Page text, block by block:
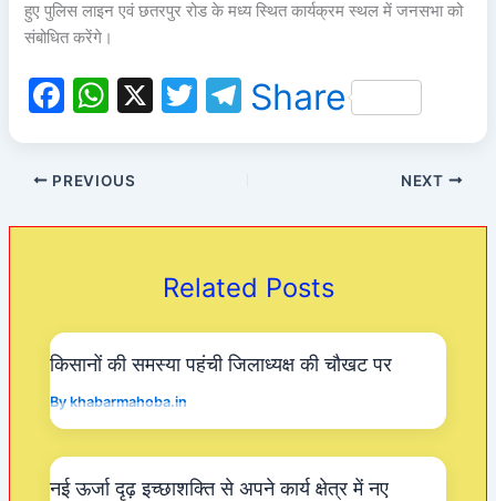
हुए पुलिस लाइन एवं छतरपुर रोड के मध्य स्थित कार्यक्रम स्थल में जनसभा को
संबोधित करेंगे।
F
c
e
b
k
W
at
s
A
X
T
T
a
m
Share
PREVIOUS NEXT
Related Posts
किसानों की समस्या पहंची जिलाध्यक्ष की चौखट पर
Bykhabarmahoba.in
नई ऊर्जा दृढ़ इच्छाशक्ति से अपने कार्य क्षेत्र में नए